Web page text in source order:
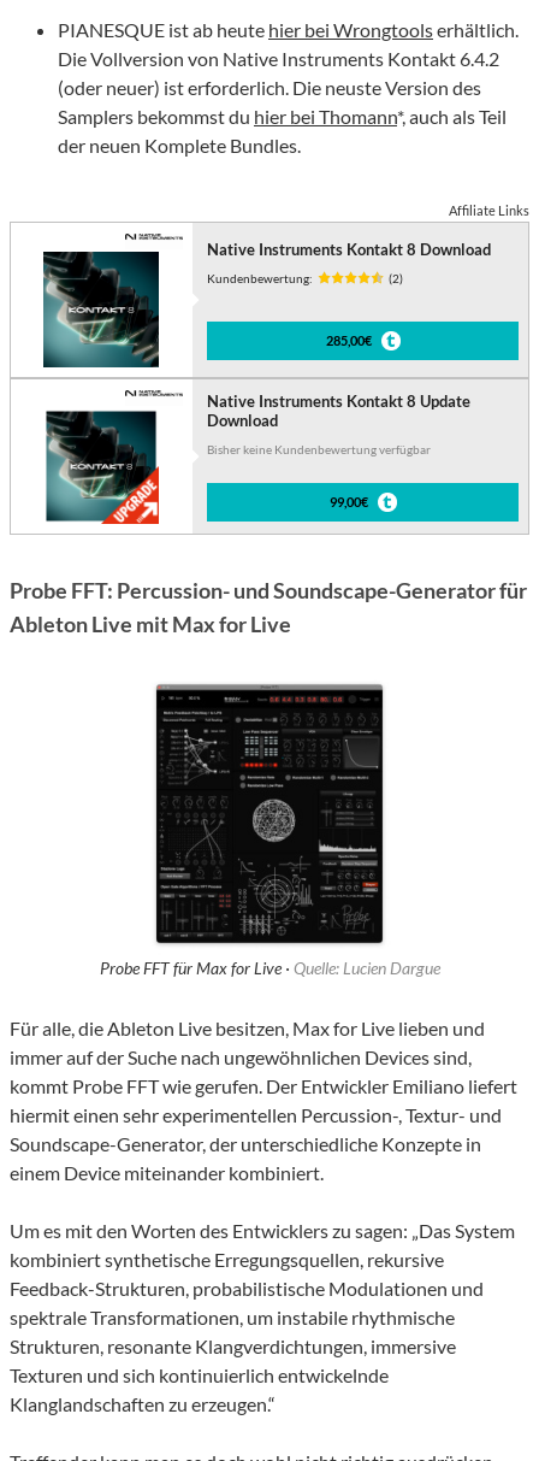
PIANESQUE ist ab heute hier bei Wrongtoolserhältlich.
Die Vollversion von Native Instruments Kontakt 6.4.2
(oder neuer) ist erforderlich. Die neuste Version des
Samplers bekommst du hier bei Thomann*, auch als Teil
der neuen Komplete Bundles.
Affiliate Links
Native Instruments Kontakt 8 Download
Kundenbewertung: (2)
285,00€
Native Instruments Kontakt 8 Update
Download
Bisher keine Kundenbewertung verfügbar
99,00€
Probe FFT: Percussion- und Soundscape-Generator für
Ableton Live mit Max for Live
Probe FFT für Max for Live · Quelle: Lucien Dargue
Für alle, die Ableton Live besitzen, Max for Live lieben und
immer auf der Suche nach ungewöhnlichen Devices sind,
kommt Probe FFT wie gerufen. Der Entwickler Emiliano liefert
hiermit einen sehr experimentellen Percussion-, Textur- und
Soundscape-Generator, der unterschiedliche Konzepte in
einem Device miteinander kombiniert.
Um es mit den Worten des Entwicklers zu sagen: „Das System
kombiniert synthetische Erregungsquellen, rekursive
Feedback-Strukturen, probabilistische Modulationen und
spektrale Transformationen, um instabile rhythmische
Strukturen, resonante Klangverdichtungen, immersive
Texturen und sich kontinuierlich entwickelnde
Klanglandschaften zu erzeugen.“